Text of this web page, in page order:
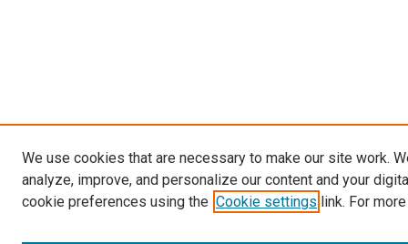
We use cookies that are necessary to make our site work.
analyze, improve, and personalize our content and your
cookie preferences using the Cookie settings link. For